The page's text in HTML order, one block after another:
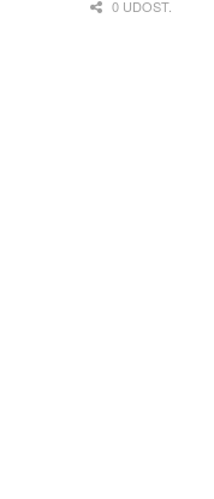
0 UDOST.